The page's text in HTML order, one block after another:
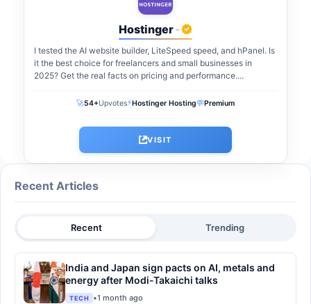
Hostinger-
I tested the AI website builder, LiteSpeed speed, and hPanel. Is
it the best choice for freelancers and small businesses in
2025? Get the real facts on pricing and performance....
🚀54+Upvotes⚡Hostinger Hosting💬Premium
VISIT
Recent Articles
Recent Trending
India and Japan sign pacts on AI, metals and
energy after Modi-Takaichi talks
TECH •1 month ago